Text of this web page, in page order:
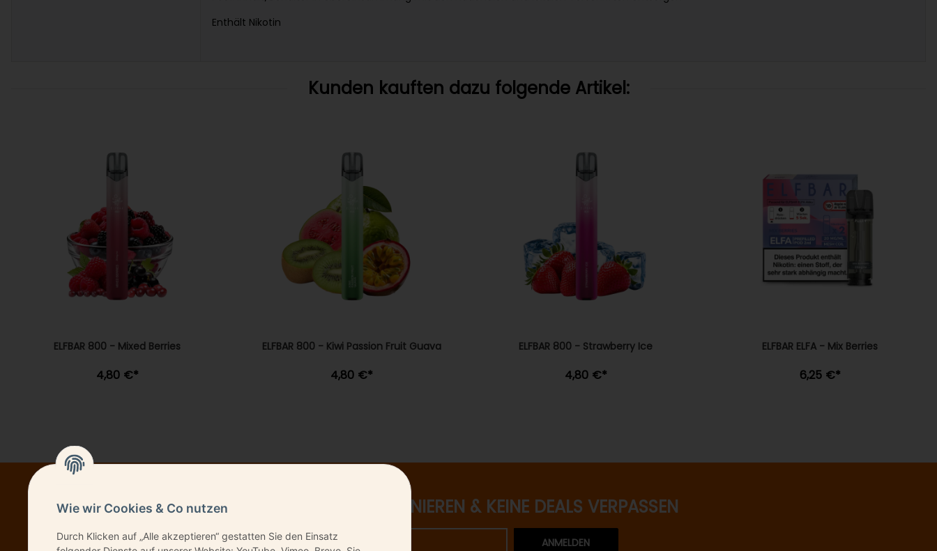
Enthält Nikotin
Kunden kauften dazu folgende Artikel:
ELFBAR 800 - Mixed Berries
4,80 €*
ELFBAR 800 - Kiwi Passion Fruit Guava
4,80 €*
ELFBAR 800 - Strawberry Ice
4,80 €*
ELFBAR ELFA - Mix Berries
6,25 €*
NEWSLETTER ABONNIEREN & KEINE DEALS VERPASSEN
ANMELDEN
Wie wir Cookies & Co nutzen
Durch Klicken auf „Alle akzeptieren“ gestatten Sie den Einsatz